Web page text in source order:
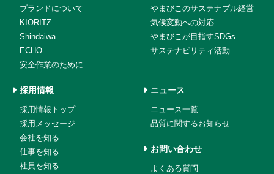
ブランドについて
KIORITZ
Shindaiwa
ECHO
安全作業のために
やまびこのサステナブル経営
気候変動への対応
やまびこが目指すSDGs
サステナビリティ活動
採用情報
採用情報トップ
採用メッセージ
会社を知る
仕事を知る
社員を知る
ニュース
ニュース一覧
品質に関するお知らせ
お問い合わせ
よくある質問